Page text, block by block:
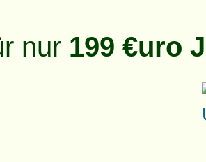
nur 199 €uro